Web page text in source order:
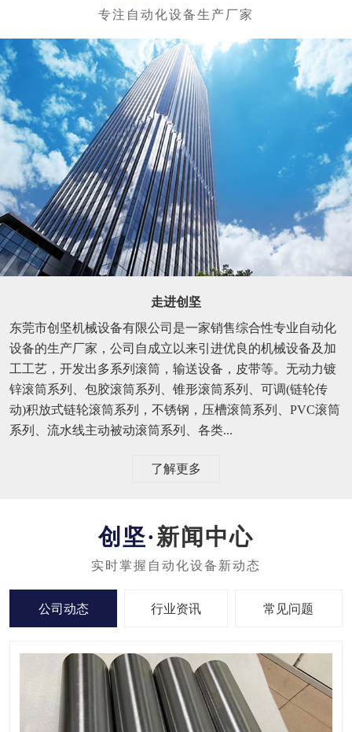
走进创坚
东莞市创坚机械设备有限公司是一家销售综合性专业自动化
设备的生产厂家，公司自成立以来引进优良的机械设备及加
工工艺，开发出多系列滚筒，输送设备，皮带等。无动力镀
锌滚筒系列、包胶滚筒系列、锥形滚筒系列、可调(链轮传
动)积放式链轮滚筒系列，不锈钢，压槽滚筒系列、PVC滚筒
系列、流水线主动被动滚筒系列、各类...
了解更多
新闻中心
公司动态 行业资讯 常见问题